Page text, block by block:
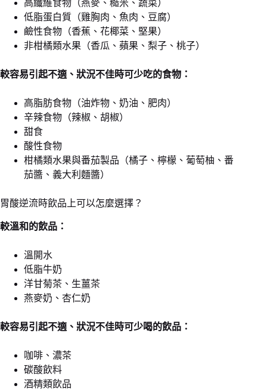
高纖維食物（燕麥、糙米、蔬菜）
低脂蛋白質（雞胸肉、魚肉、豆腐）
鹼性食物（香蕉、花椰菜、堅果）
非柑橘類水果（香瓜、蘋果、梨子、桃子）
較容易引起不適、狀況不佳時可少吃的食物：
高脂肪食物（油炸物、奶油、肥肉）
辛辣食物（辣椒、胡椒）
甜食
酸性食物
柑橘類水果與番茄製品（橘子、檸檬、葡萄柚、番
茄醬、義大利麵醬）
胃酸逆流時飲品上可以怎麼選擇？
較溫和的飲品：
溫開水
低脂牛奶
洋甘菊茶、生薑茶
燕麥奶、杏仁奶
較容易引起不適、狀況不佳時可少喝的飲品：
咖啡、濃茶
碳酸飲料
酒精類飲品